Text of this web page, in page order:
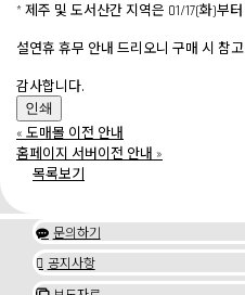
* 제주 및 도서산간 지역은 01/17(화)부
설연휴 휴무 안내 드리오니 구매 시 참
감사합니다.
인쇄
« 도매몰 이전 안내
홈페이지 서버이전 안내 »
목록보기
 문의하기
 공지사항